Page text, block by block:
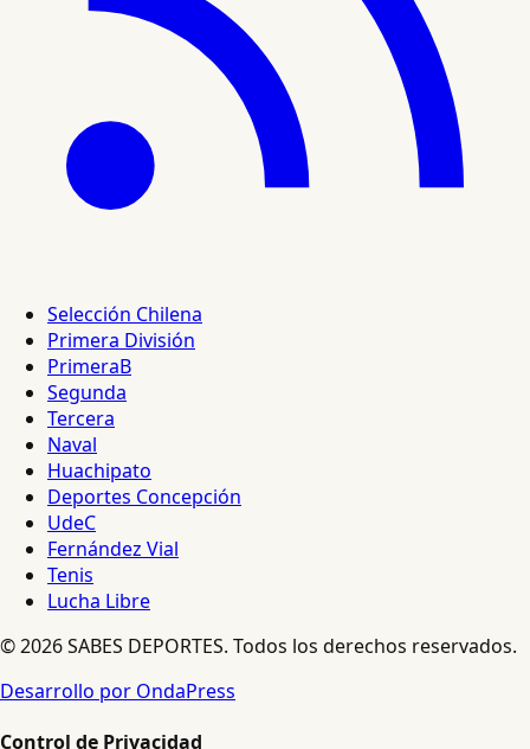
Selección Chilena
Primera División
PrimeraB
Segunda
Tercera
Naval
Huachipato
Deportes Concepción
UdeC
Fernández Vial
Tenis
Lucha Libre
© 2026 SABES DEPORTES. Todos los derechos reservados.
Desarrollo por OndaPress
Control de Privacidad